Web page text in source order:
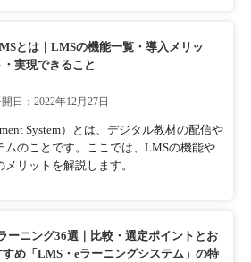
とは｜LMSの機能一覧・導入メリッ
・実現できること
日：2022年12月27日
System）とは、デジタル教材の配信や
ムのことです。ここでは、LMSの機能や
リットを解説します。
ーニング36選｜比較・選定ポイントとお
すめ「LMS・eラーニングシステム」の特